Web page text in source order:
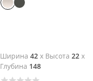
Ширина 42x Высота 22x
Глубина 148